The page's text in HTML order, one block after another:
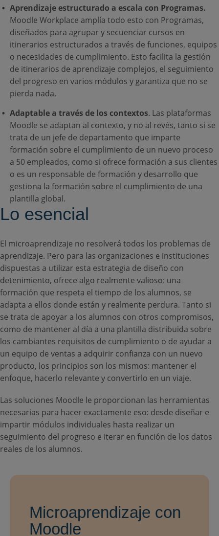
Aprendizaje estructurado a escala con Programas.
Moodle Workplace amplía todo esto con Programas,
diseñados para agrupar y secuenciar cursos en
itinerarios estructurados a través de funciones, equipos
o necesidades de cumplimiento. Esto facilita la gestión
de itinerarios de aprendizaje complejos, el seguimiento
del progreso en varios módulos y garantiza que no se
pierda nada.
Adaptable a través de los contextos. Las plataformas
Moodle se adaptan al contexto, y no al revés, tanto si se
trata de un jefe de departamento que imparte
formación sobre el cumplimiento de un nuevo proceso
a 50 empleados, como si ofrece formación a sus clientes
o es un responsable de formación y desarrollo que
gestiona la formación sobre el cumplimiento de una
plantilla global.
Lo esencial
El microaprendizaje no resolverá todos los problemas de
aprendizaje. Pero para las organizaciones e instituciones
dispuestas a utilizar esta estrategia de diseño con
detenimiento, ofrece algo realmente valioso: una
formación que respeta el tiempo de los alumnos, se
adapta a ellos donde están y realmente perdura. Tanto si
se trata de apoyar a los alumnos con otros compromisos,
como de mantener al día a una plantilla distribuida sobre
los cambiantes requisitos de cumplimiento o de ayudar a
un equipo de ventas a adquirir confianza con un nuevo
producto, los principios son los mismos: mantener el
enfoque, hacerlo relevante y convertirlo en un viaje.
Las soluciones Moodle le proporcionan las herramientas
necesarias para hacer exactamente eso: desde diseñar e
impartir módulos individuales hasta realizar un
seguimiento del progreso e iterar en función de los datos
reales de los alumnos.
Microaprendizaje con
Moodle